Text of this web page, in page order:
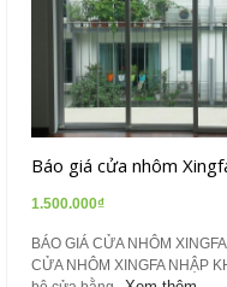
Báo giá cửa nhôm
1.500.000₫
BÁO GIÁ CỬA NHÔM
CỬA NHÔM XINGFA NHẬP